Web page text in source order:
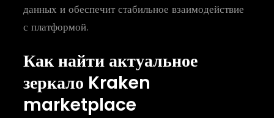
данных и обеспечит стабильное взаимодействие
с платформой.
Как найти актуальное
зеркало Kraken
marketplace